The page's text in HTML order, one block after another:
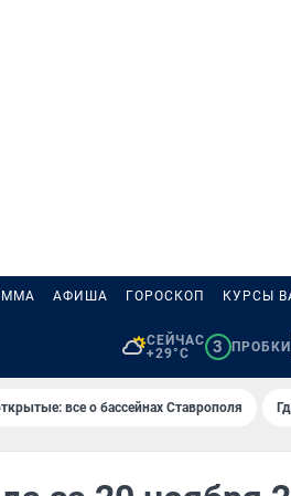
АФИША ГОРОСКОП КУРСЫ
СЕЙЧАС
+29°C
3 ПРОБКИ
все о бассейнах Ставрополя